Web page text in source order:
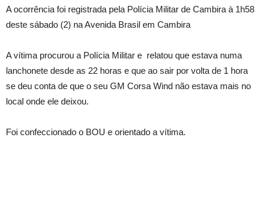
A ocorrência foi registrada pela Polícia Militar de Cambira à 1h58
deste sábado (2) na Avenida Brasil em Cambira
A vítima procurou a Polícia Militar e relatou que estava numa
lanchonete desde as 22 horas e que ao sair por volta de 1 hora
se deu conta de que o seu GM Corsa Wind não estava mais no
local onde ele deixou.
Foi confeccionado o BOU e orientado a vítima.